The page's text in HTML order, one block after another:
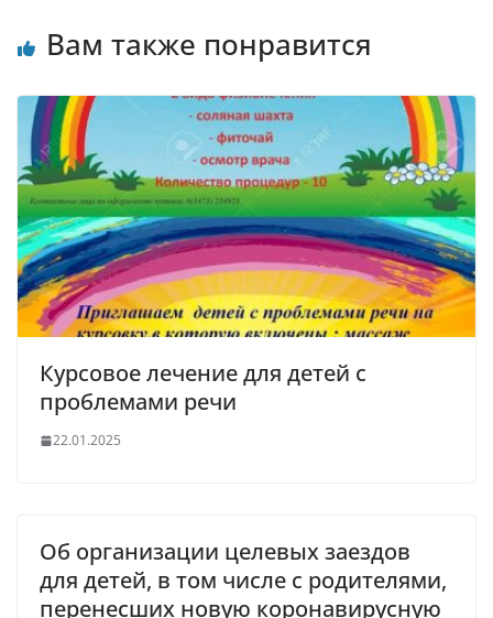
Вам также понравится
Курсовое лечение для детей с
проблемами речи
22.01.2025
Об организации целевых заездов
для детей, в том числе с родителями,
перенесших новую коронавирусную